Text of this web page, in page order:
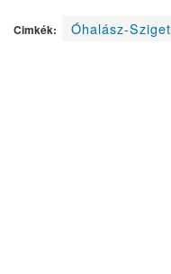
Cimkék: Óhalász-Sziget